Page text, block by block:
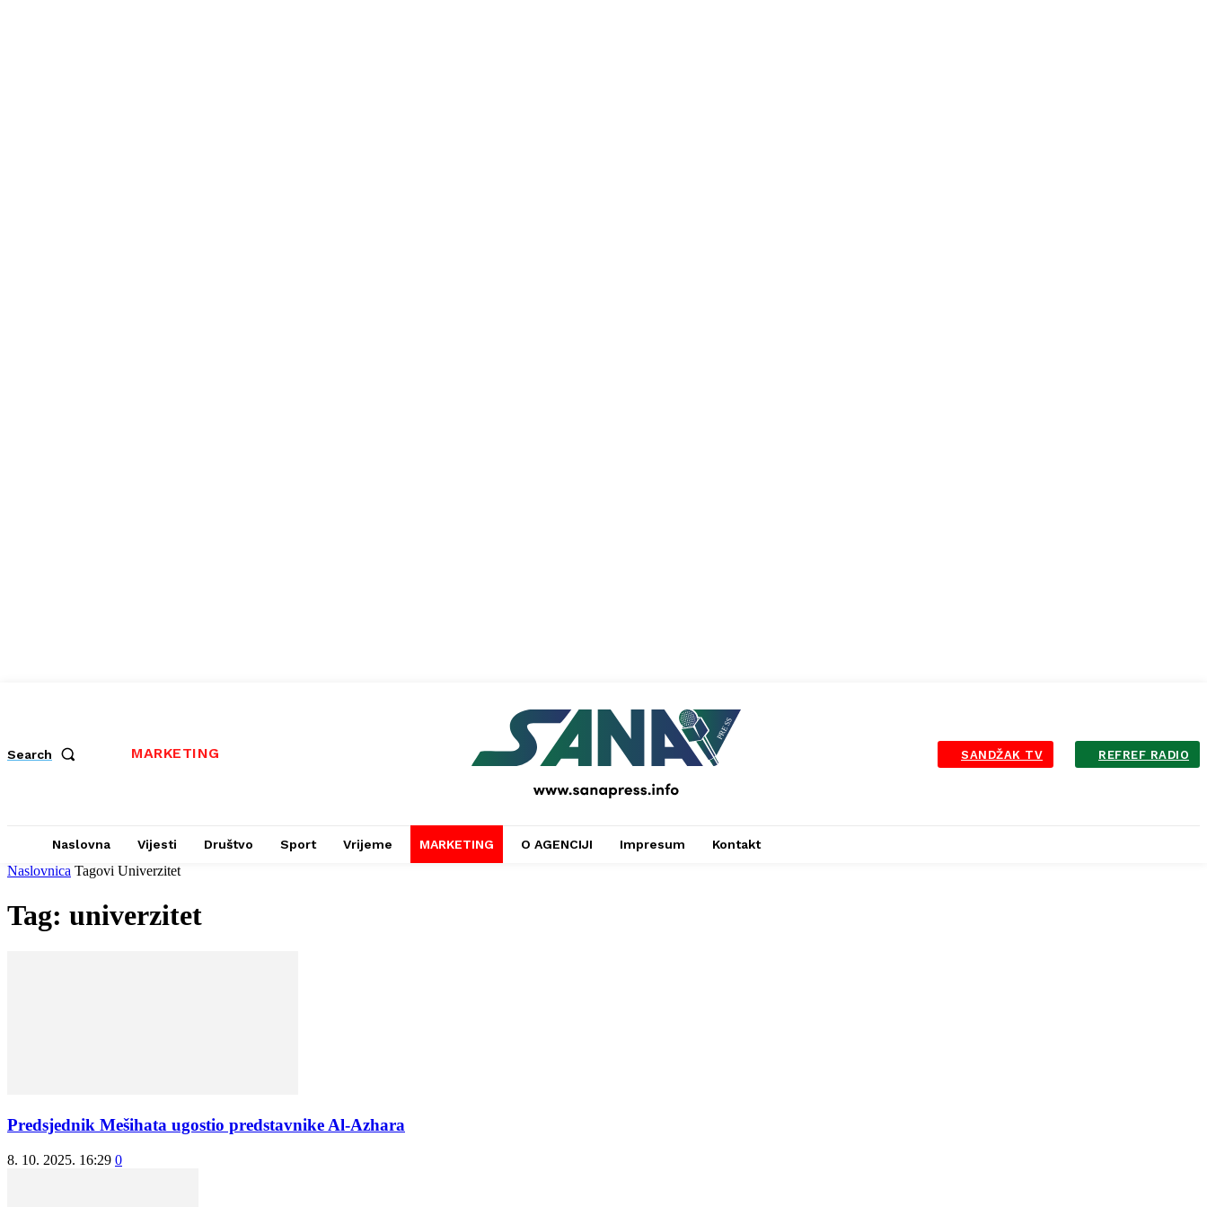
Search MARKETING
PRESS
SANDŽAK TV REFREF RADIO
Naslovna Vijesti Društvo Sport Vrijeme MARKETING O AGENCIJI Impresum Kontakt
Naslovnica Tagovi Univerzitet
Tag: univerzitet
Predsjednik Mešihata ugostio predstavnike Al-Azhara
8. 10. 2025. 16:29 0